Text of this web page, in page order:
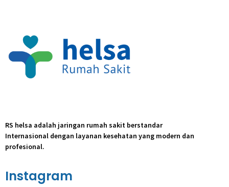
RS helsa adalah jaringan rumah sakit berstandar
Internasional dengan layanan kesehatan yang modern dan
profesional.
Instagram